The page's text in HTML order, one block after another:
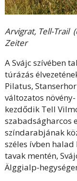
Arvigrat, Tell-Trail
Zeiter
A Svájc szívében
túrázás
Pilatus,
változatos
kezdődik Tell
szabadságharcos
színdarabjának
széles ívben
tavak mentén,
Älggialp-